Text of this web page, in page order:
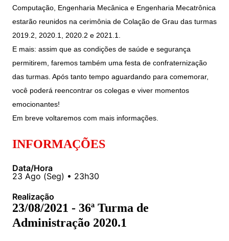
Engenharia de Computação
Engenharia de Produção
Engenharia Mecânica
Engenharia Mecatrônica
Direito
Economia
Políticas Públicas
Sustentabilidade
Tecnologia e Dados
Oportunidade de Negócios
Seminários Acadêmicos
Comitê de Ética em Pesquisa
Instagram
Linkedin
Canal de Ética
Ouvidoria
Portal da Privacidade
Computação, Engenharia Mecânica e Engenharia Mecatrônica
estarão reunidos na cerimônia de Colação de Grau das turmas
2019.2, 2020.1, 2020.2 e 2021.1.
E mais: assim que as condições de saúde e segurança
permitirem, faremos também uma festa de confraternização
das turmas. Após tanto tempo aguardando para comemorar,
você poderá reencontrar os colegas e viver momentos
emocionantes!
Em breve voltaremos com mais informações.
INFORMAÇÕES
Data/Hora
23 Ago (Seg) • 23h30
Realização
23/08/2021 - 36ª Turma de
Administração 2020.1